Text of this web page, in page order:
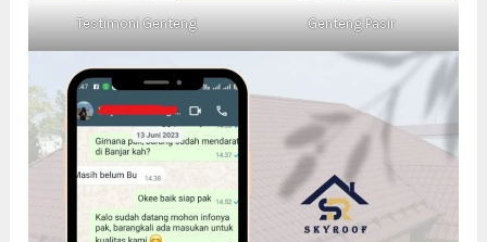
Testimoni Genteng Genteng Pasir